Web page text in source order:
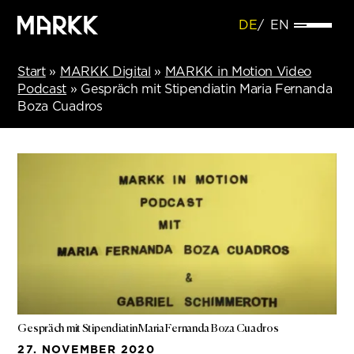
DE EN
Start» MARKK Digital » MARKK in Motion Video
Podcast » Gespräch mit Stipendiatin Maria Fernanda
Boza Cuadros
27. NOVEMBER 2020
Gespräch mit Stipendiatin Maria Fernanda Boza Cuadros